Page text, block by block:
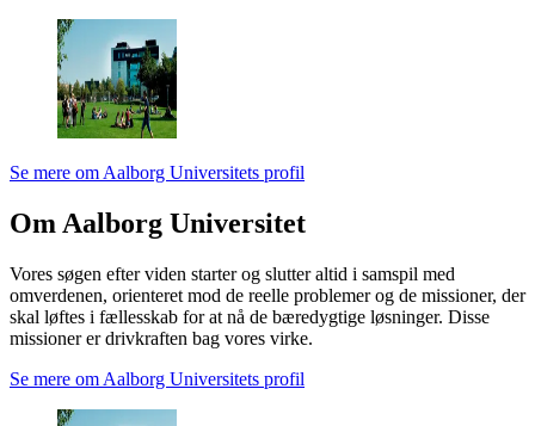
Se mere om Aalborg Universitets profil
Om Aalborg Universitet
Vores søgen efter viden starter og slutter altid i samspil med
omverdenen, orienteret mod de reelle problemer og de missioner, der
skal løftes i fællesskab for at nå de bæredygtige løsninger. Disse
missioner er drivkraften bag vores virke.
Se mere om Aalborg Universitets profil